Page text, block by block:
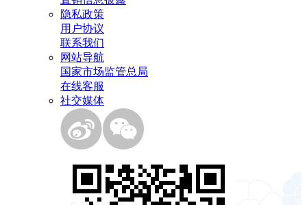
隐私政策
用户协议
联系我们
网站导航
国家市场监管总局
在线客服
社交媒体